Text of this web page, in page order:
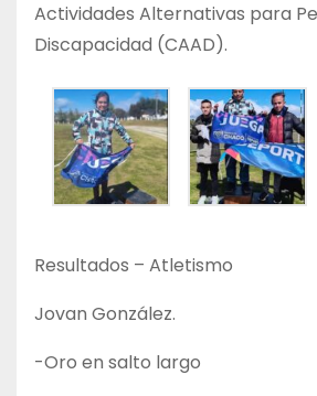
Actividades Alternativas para
Discapacidad (CAAD).
Resultados – Atletismo
Jovan González.
-Oro en salto largo